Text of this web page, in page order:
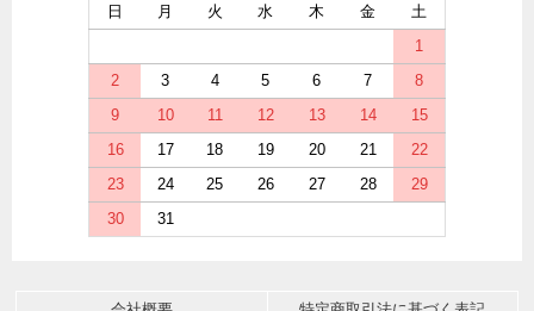
日 月 火 水 木 金
土
1
2
3 4 5 6 7
8
9
10 11 12 13 14
15
16
17 18 19 20 21
22
23
24 25 26 27 28
29
30
31